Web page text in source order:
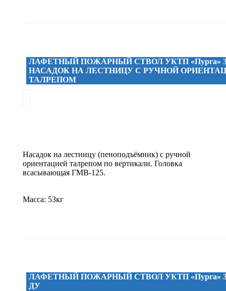
ЛАФЕТНЫЙ ПОЖАРНЫЙ СТВОЛ УКТП «Пурга»
НАСАДОК НА ЛЕСТНИЦУ С РУЧНОЙ
ТАЛРЕПОМ
Насадок на лестницу (пеноподъёмник) с ручной
ориентацией талрепом по вертикали. Головка
всасывающая ГМВ-125.
Масса: 53кг
ЛАФЕТНЫЙ ПОЖАРНЫЙ СТВОЛ УКТП «Пурга»
ДУ